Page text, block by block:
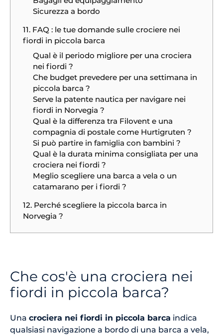
Sicurezza a bordo
11. FAQ : le tue domande sulle crociere nei
fiordi in piccola barca
Qual è il periodo migliore per una crociera
nei fiordi ?
Che budget prevedere per una settimana in
piccola barca ?
Serve la patente nautica per navigare nei
fiordi in Norvegia ?
Qual è la differenza tra Filovent e una
compagnia di postale come Hurtigruten ?
Si può partire in famiglia con bambini ?
Qual è la durata minima consigliata per una
crociera nei fiordi ?
Meglio scegliere una barca a vela o un
catamarano per i fiordi ?
12. Perché scegliere la piccola barca in
Norvegia ?
Che cos'è una crociera nei
fiordi in piccola barca?
Una crociera nei fiordi in piccola barca indica
qualsiasi navigazione a bordo di una barca a vela,